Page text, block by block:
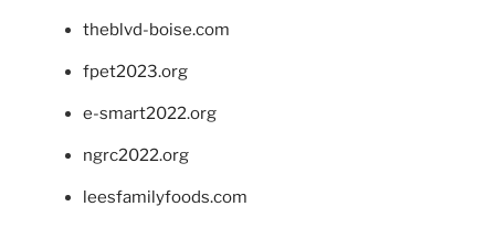
theblvd-boise.com
fpet2023.org
e-smart2022.org
ngrc2022.org
leesfamilyfoods.com